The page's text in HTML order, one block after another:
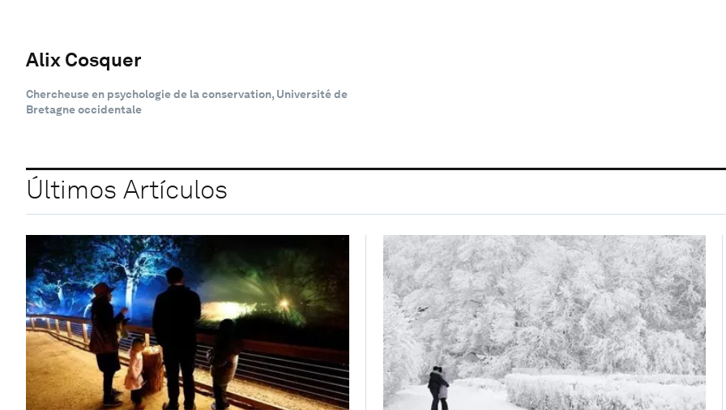
Alix Cosquer
Chercheuse en psychologie de la conservation, Université de
Bretagne occidentale
Últimos Artículos